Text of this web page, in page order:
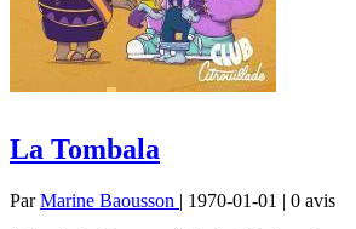
La Tombala
ParMarine Baousson | 1970-01-01 | 0 avis